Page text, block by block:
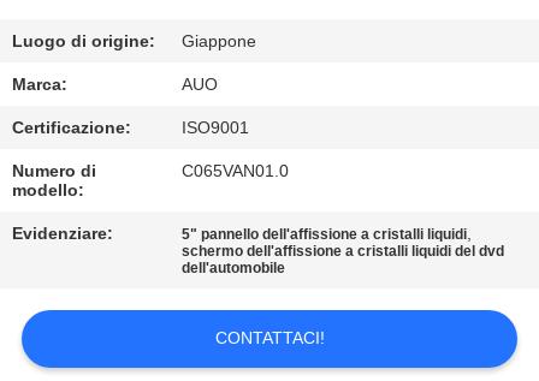
CONTROLLO
DI
QUALITÀ
CONTATTICI
RICHIEDA
Luogo di origine: Giappone
Marca: AUO
Certificazione: ISO9001
Numero di
modello:
C065VAN01.0
Evidenziare: 5" pannello dell'affissione a cristalli liquidi,
schermo dell'affissione a cristalli liquidi del dvd
dell'automobile
CONTATTACI!